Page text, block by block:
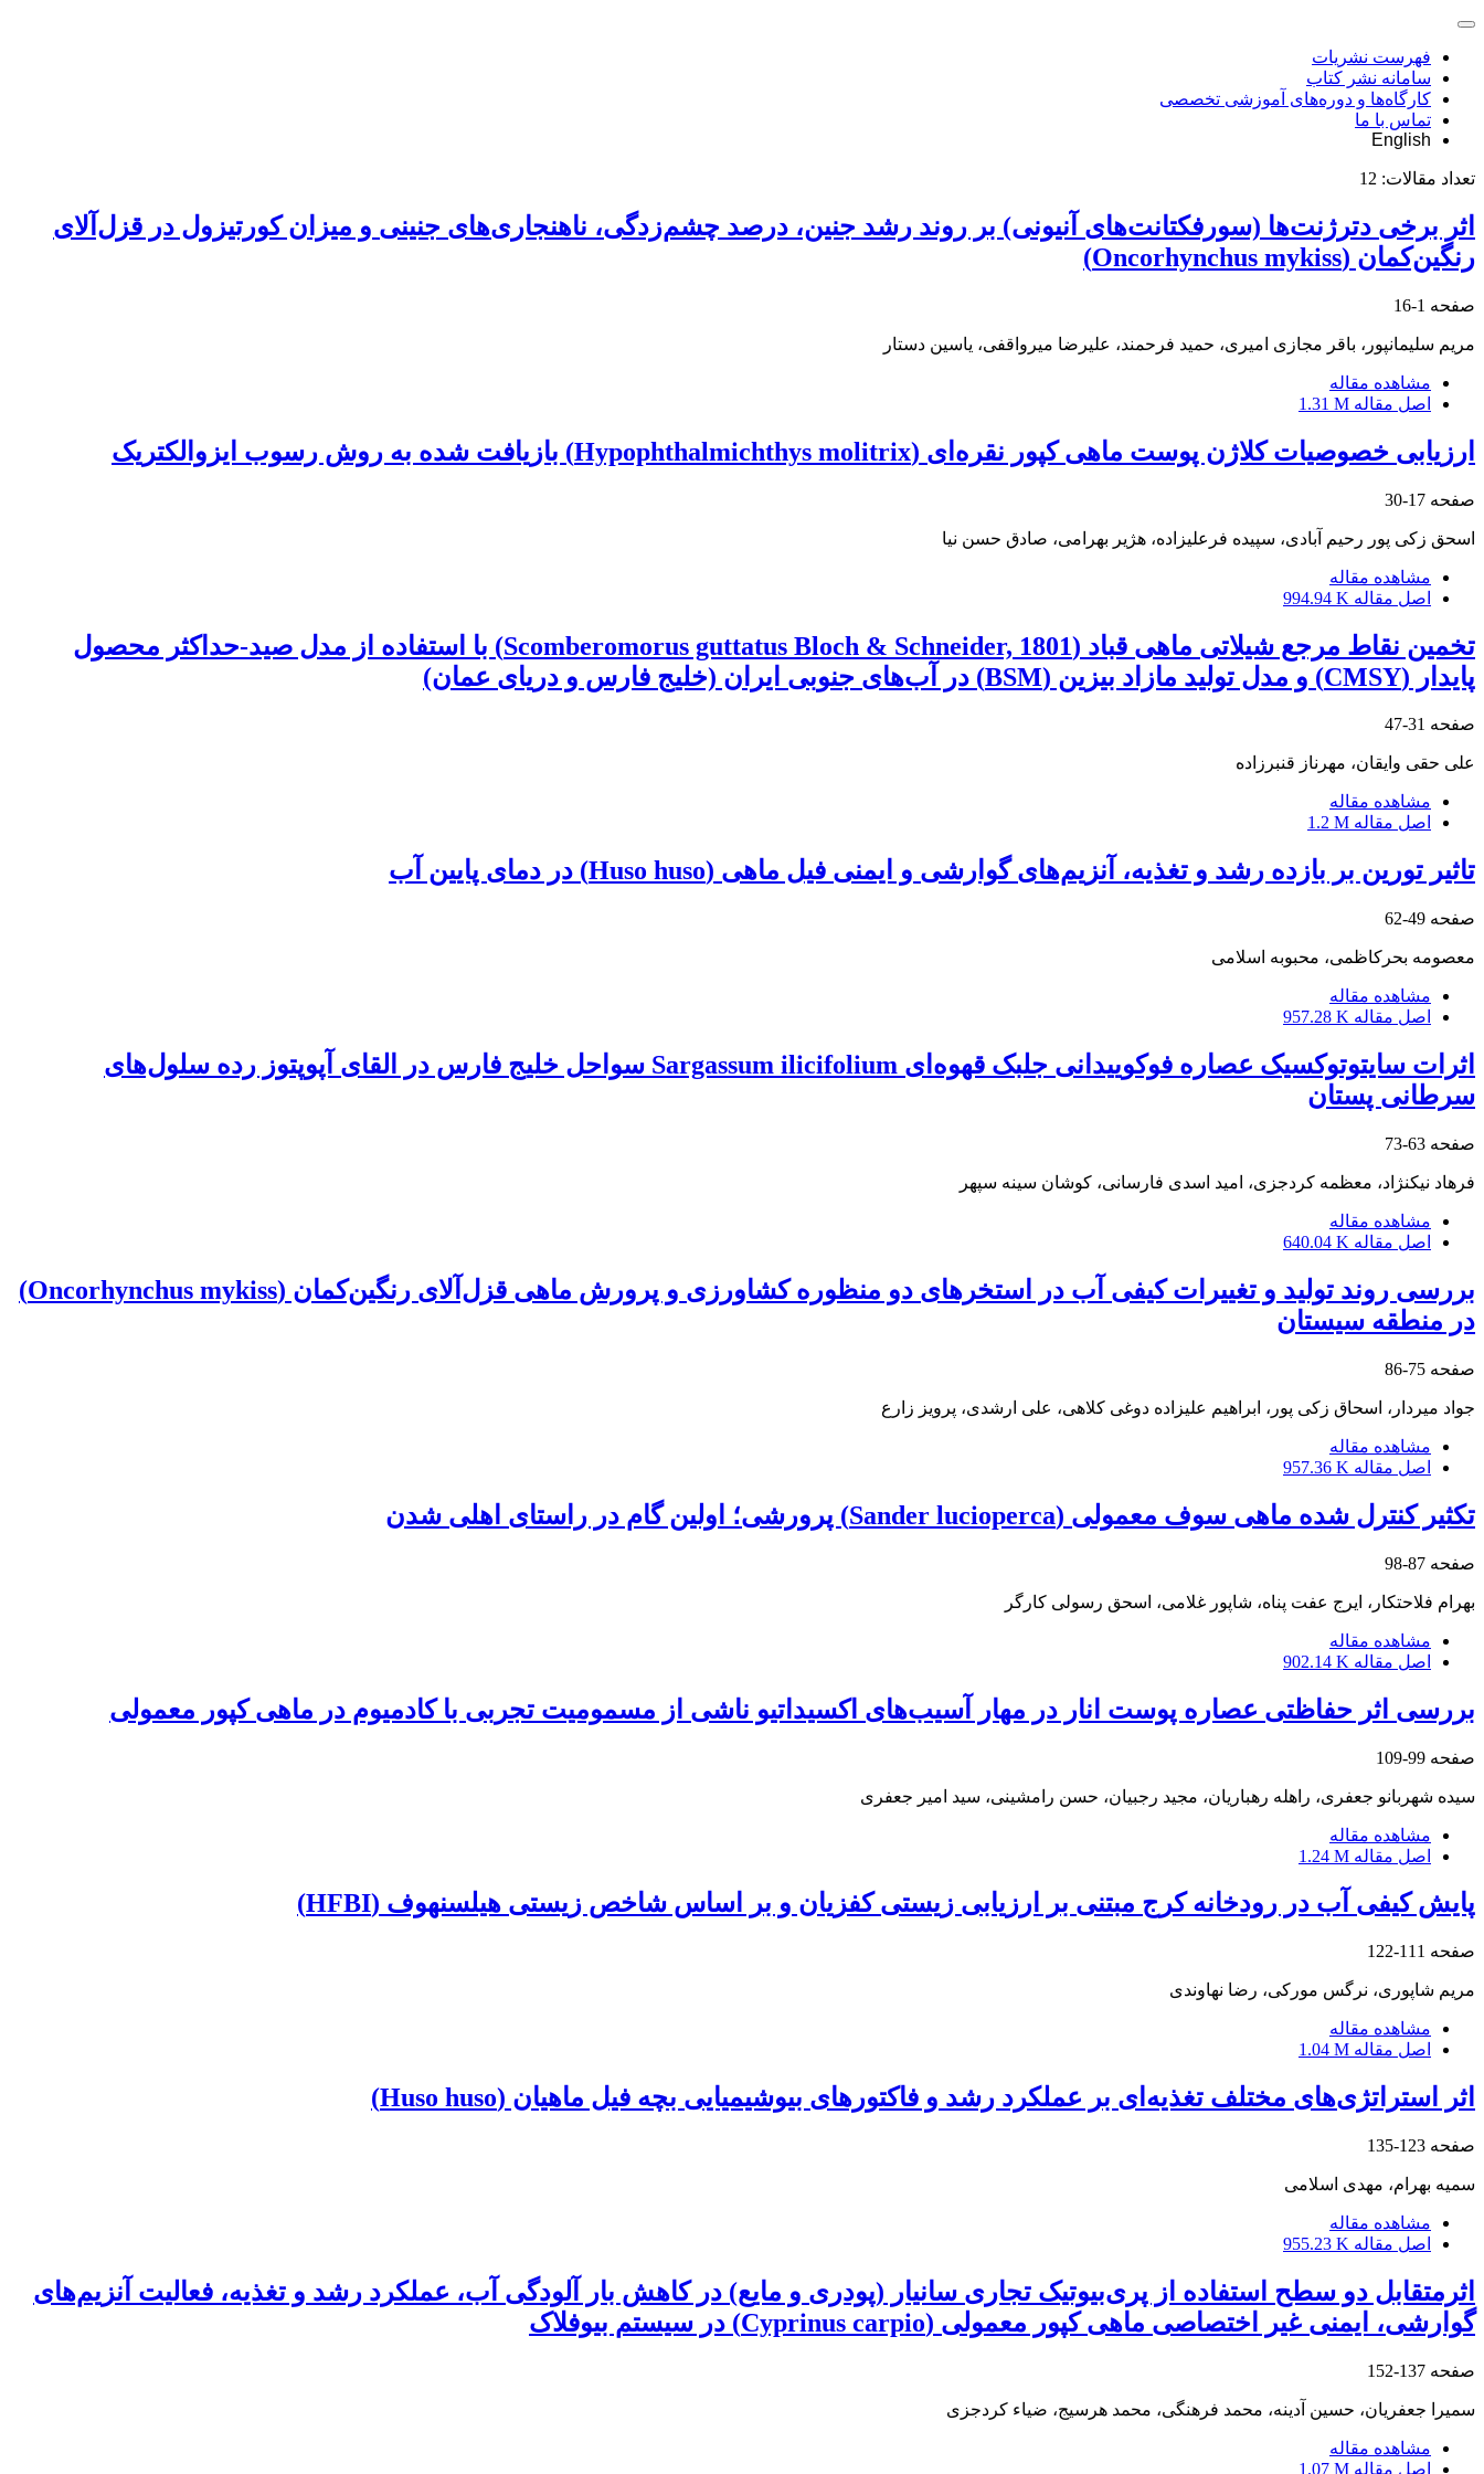
فهرست نشریات
سامانه نشر کتاب
کارگاه‌ها و دوره‌های آموزشی تخصصی
تماس با ما
English
تعداد مقالات: 12
اثر برخی دترژنت‌ها (سورفکتانت‌های آنیونی) بر روند رشد جنین، درصد چشم‌زدگی، ناهنجاری‌های جنینی و میزان کورتیزول در قزل‌آلای
رنگین‌کمان (Oncorhynchus mykiss)
صفحه 1-16
مریم سلیمانپور، باقر مجازی امیری، حمید فرحمند، علیرضا میرواقفی، یاسین دستار
مشاهده مقاله
اصل مقاله 1.31 M
ارزیابی خصوصیات کلاژن پوست ماهی کپور نقره‌ای (Hypophthalmichthys molitrix) بازیافت شده به روش رسوب ایزوالکتریک
صفحه 17-30
اسحق زکی پور رحیم آبادی، سپیده فرعلیزاده، هژیر بهرامی، صادق حسن نیا
مشاهده مقاله
اصل مقاله 994.94 K
تخمین نقاط مرجع شیلاتی ماهی قباد (Scomberomorus guttatus Bloch & Schneider, 1801) با استفاده از مدل صید-حداکثر محصول
پایدار (CMSY) و مدل تولید مازاد بیزین (BSM) در آب‌های جنوبی ایران (خلیج فارس و دریای عمان)
صفحه 31-47
علی حقی وایقان، مهرناز قنبرزاده
مشاهده مقاله
اصل مقاله 1.2 M
تاثیر تورین بر بازده رشد و تغذیه، آنزیم‌های گوارشی و ایمنی فیل ماهی (Huso huso) در دمای پایین آب
صفحه 49-62
معصومه بحرکاظمی، محبوبه اسلامی
مشاهده مقاله
اصل مقاله 957.28 K
اثرات سایتوتوکسیک عصاره فوکوییدانی جلبک قهوه‌ای Sargassum ilicifolium سواحل خلیج فارس در القای آپوپتوز رده سلول‌های
سرطانی پستان
صفحه 63-73
فرهاد نیکنژاد، معظمه کردجزی، امید اسدی فارسانی، کوشان سینه سپهر
مشاهده مقاله
اصل مقاله 640.04 K
بررسی روند تولید و تغییرات کیفی آب در استخرهای دو منظوره کشاورزی و پرورش ماهی قزل‌آلای رنگین‌کمان (Oncorhynchus mykiss)
در منطقه سیستان
صفحه 75-86
جواد میردار، اسحاق زکی پور، ابراهیم علیزاده دوغی کلاهی، علی ارشدی، پرویز زارع
مشاهده مقاله
اصل مقاله 957.36 K
تکثیر کنترل شده ماهی سوف معمولی (Sander lucioperca) پرورشی؛ اولین گام در راستای اهلی شدن
صفحه 87-98
بهرام فلاحتکار، ایرج عفت پناه، شاپور غلامی، اسحق رسولی کارگر
مشاهده مقاله
اصل مقاله 902.14 K
بررسی اثر حفاظتی عصاره پوست انار در مهار آسیب‌های اکسیداتیو ناشی از مسمومیت تجربی با کادمیوم در ماهی کپور معمولی
صفحه 99-109
سیده شهربانو جعفری، راهله رهباریان، مجید رجبیان، حسن رامشینی، سید امیر جعفری
مشاهده مقاله
اصل مقاله 1.24 M
پایش کیفی آب در رودخانه کرج مبتنی بر ارزیابی زیستی کفزیان و بر اساس شاخص زیستی هیلسنهوف (HFBI)
صفحه 111-122
مریم شاپوری، نرگس مورکی، رضا نهاوندی
مشاهده مقاله
اصل مقاله 1.04 M
اثر استراتژی‌های مختلف تغذیه‌ای بر عملکرد رشد و فاکتورهای بیوشیمیایی بچه فیل ماهیان (Huso huso)
صفحه 123-135
سمیه بهرام، مهدی اسلامی
مشاهده مقاله
اصل مقاله 955.23 K
اثرمتقابل دو سطح استفاده از پری‌بیوتیک تجاری سانیار (پودری و مایع) در کاهش بار آلودگی آب، عملکرد رشد و تغذیه، فعالیت آنزیم‌های
گوارشی، ایمنی غیر اختصاصی ماهی کپور معمولی (Cyprinus carpio) در سیستم بیوفلاک
صفحه 137-152
سمیرا جعفریان، حسین آدینه، محمد فرهنگی، محمد هرسیج، ضیاء کردجزی
مشاهده مقاله
اصل مقاله 1.07 M